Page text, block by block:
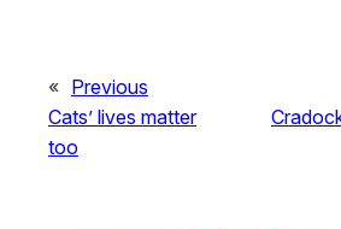
« Previous
Cats’ lives matter
too